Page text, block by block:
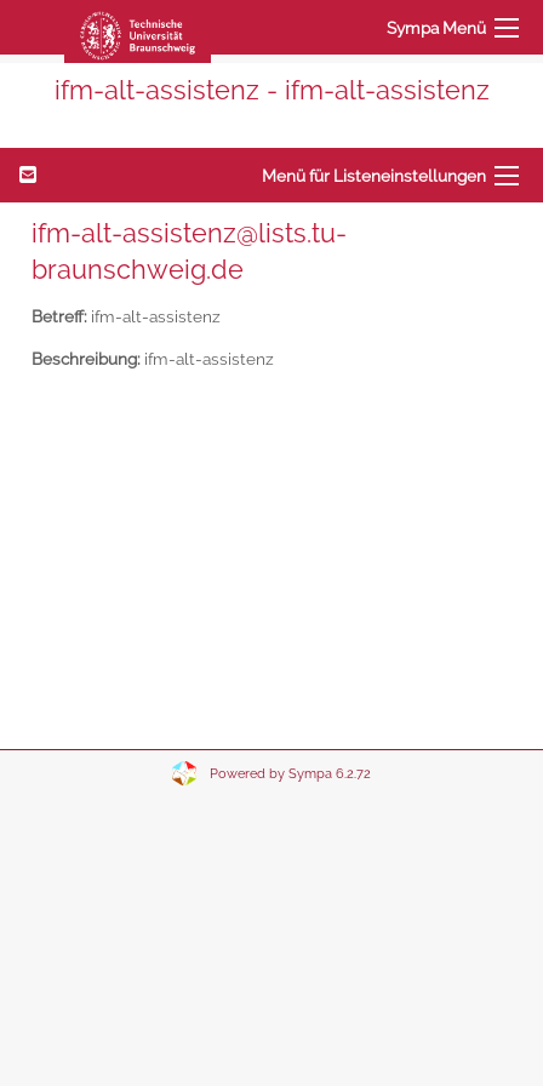
Sympa Menü
ifm-alt-assistenz - ifm-alt-assistenz
Menü für Listeneinstellungen
ifm-alt-assistenz@lists.tu-
braunschweig.de
Betreff: ifm-alt-assistenz
Beschreibung: ifm-alt-assistenz
Powered by Sympa 6.2.72